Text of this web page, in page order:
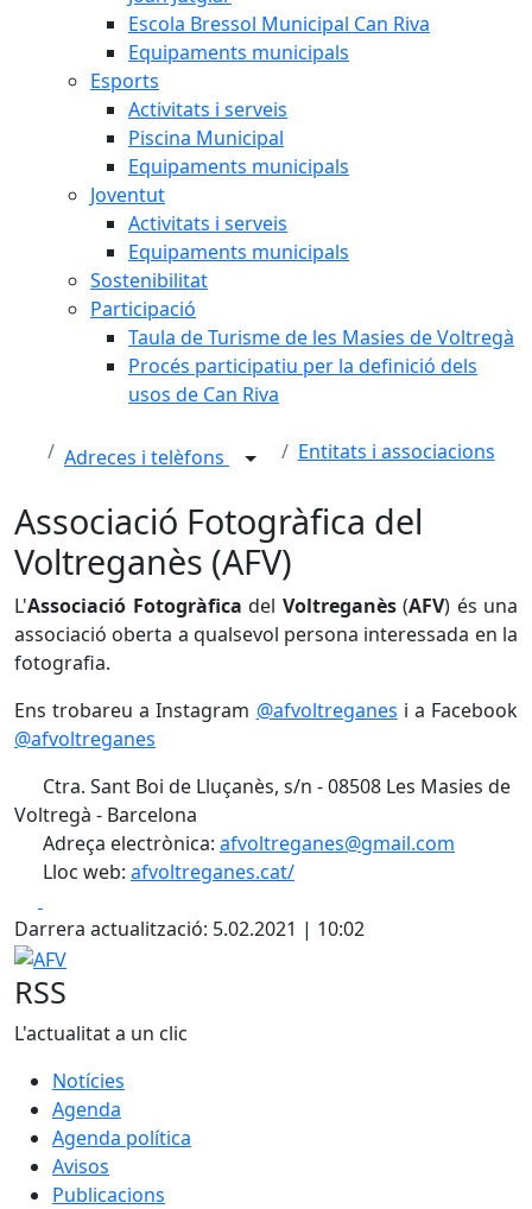
Escola Bressol Municipal Can Riva
Equipaments municipals
Esports
Activitats i serveis
Piscina Municipal
Equipaments municipals
Joventut
Activitats i serveis
Equipaments municipals
Sostenibilitat
Participació
Taula de Turisme de les Masies de Voltregà
Procés participatiu per la definició dels
usos de Can Riva
Adreces i telèfons Entitats i associacions
Associació Fotogràfica del
Voltreganès (AFV)
L'Associació Fotogràfica del Voltreganès(AFV) és una
associació oberta a qualsevol persona interessada en la
fotografia.
Ens trobareu a Instagram @afvoltreganes i a Facebook
@afvoltreganes
Ctra. Sant Boi de Lluçanès, s/n - 08508 Les Masies de
Voltregà - Barcelona
Adreça electrònica: afvoltreganes@gmail.com
Lloc web: afvoltreganes.cat/
Darrera actualització: 5.02.2021 | 10:02
AFV
RSS
L'actualitat a un clic
Notícies
Agenda
Agenda política
Avisos
Publicacions